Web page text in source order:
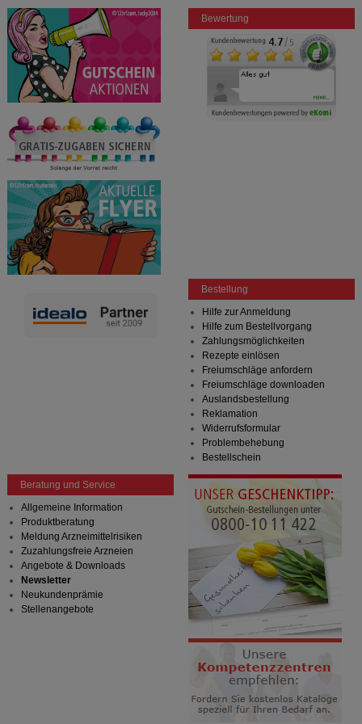
Bewertung
Bestellung
Hilfe zur Anmeldung
Hilfe zum Bestellvorgang
Zahlungsmöglichkeiten
Rezepte einlösen
Freiumschläge anfordern
Freiumschläge downloaden
Auslandsbestellung
Reklamation
Widerrufsformular
Problembehebung
Bestellschein
Beratung und Service
Allgemeine Information
Produktberatung
Meldung Arzneimittelrisiken
Zuzahlungsfreie Arzneien
Angebote & Downloads
Newsletter
Neukundenprämie
Stellenangebote